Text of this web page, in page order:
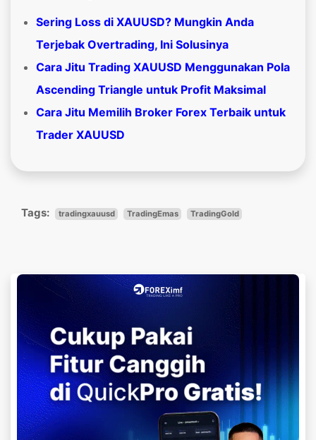
Sering Loss di XAUUSD? Mungkin Anda
Terjebak Overtrading, Ini Solusinya
Cara Jitu Trading XAUUSD Menggunakan Pola
Ascending Triangle untuk Profit Maksimal
Cara Jitu Memilih Broker Forex Terbaik untuk
Trader XAUUSD
Tags: tradingxauusd TradingEmas TradingGold